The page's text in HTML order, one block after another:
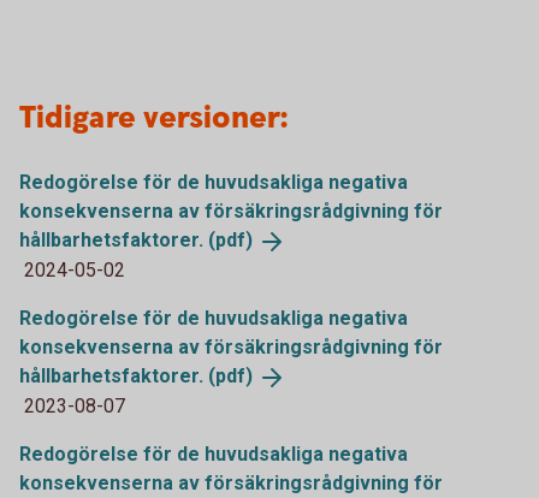
Tidigare versioner:
Redogörelse för de huvudsakliga negativa
konsekvenserna av försäkringsrådgivning för
hållbarhetsfaktorer. (pdf)
2024-05-02
Redogörelse för de huvudsakliga negativa
konsekvenserna av försäkringsrådgivning för
hållbarhetsfaktorer. (pdf)
2023-08-07
Redogörelse för de huvudsakliga negativa
konsekvenserna av försäkringsrådgivning för